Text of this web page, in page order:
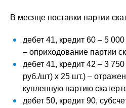
В месяце поставки партии
дебет 41, кредит 60 – 5
– оприходование партии
дебет 41, кредит 42 – 3
руб./шт) х 25 шт.) –
купленную партию
дебет 50, кредит 90,